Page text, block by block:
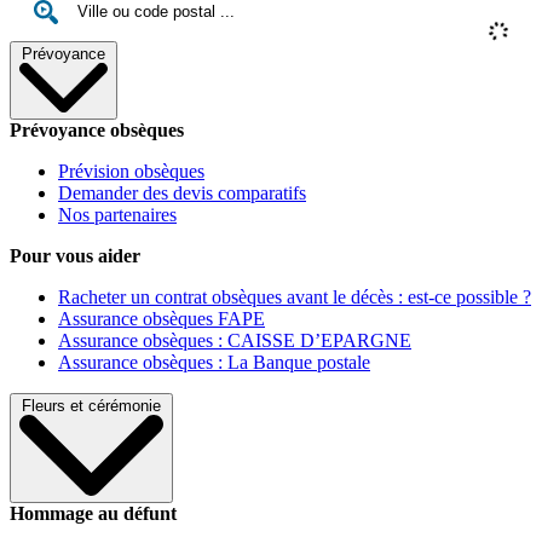
Prévoyance
Prévoyance obsèques
Prévision obsèques
Demander des devis comparatifs
Nos partenaires
Pour vous aider
Racheter un contrat obsèques avant le décès : est-ce possible ?
Assurance obsèques FAPE
Assurance obsèques : CAISSE D’EPARGNE
Assurance obsèques : La Banque postale
Fleurs et cérémonie
Hommage au défunt